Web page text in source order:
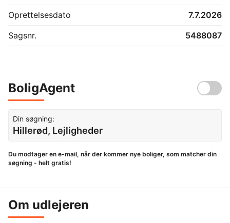
Oprettelsesdato
7.7.2026
Sagsnr.
5488087
BoligAgent
Din søgning:
Hillerød, Lejligheder
Du modtager en e-mail, når der kommer nye boliger, som matcher din
søgning - helt gratis!
Om udlejeren